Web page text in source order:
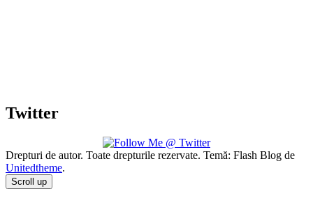
Twitter
Drepturi de autor. Toate drepturile rezervate. Temă: Flash Blog de
Unitedtheme.
Scroll up